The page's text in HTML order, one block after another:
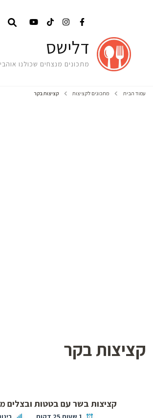
דלישס
מתכונים מנצחים שכולנו
עמוד הבית מתכונים לקציצות קציצות בקר
קציצות בקר
קציצות בשר עם בטטות ובצלים